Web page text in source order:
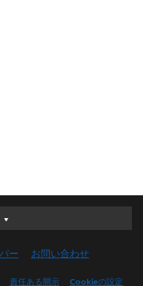
ー お問い合わせ
責任ある開示 Cookieの設定